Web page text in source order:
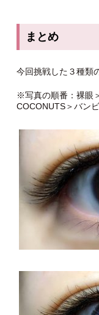
まとめ
今回挑戦した３種類
※写真の順番：裸眼
COCONUTS＞バン